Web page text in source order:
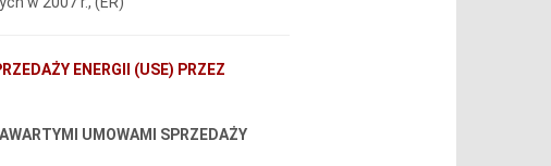
ENERGII (USE) PRZEZ
UMOWAMI SPRZEDAŻY